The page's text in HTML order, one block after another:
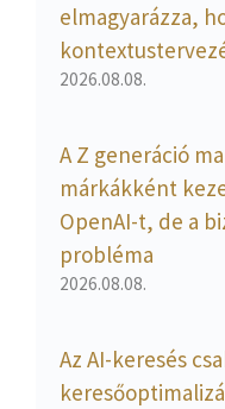
elmagyarázza,
2026.08.08.
A Z generáció
márkákként
OpenAI-t, de a
probléma
2026.08.08.
Az AI-keresés